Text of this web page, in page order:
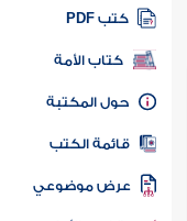
كتب PDF
كتاب الأمة
المكتبة
الكتب